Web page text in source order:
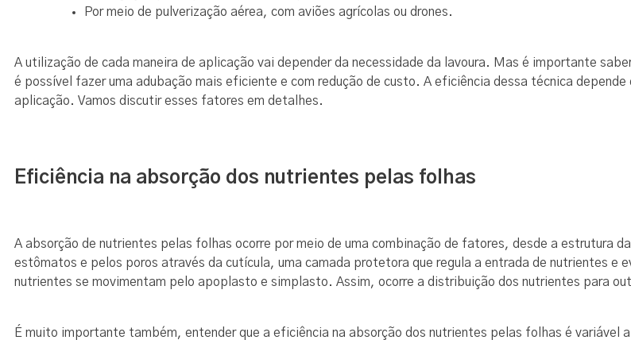
Por meio de pulverização aérea, com aviões agrícolas ou drones.
A utilização de cada maneira de aplicação vai depender da necessidade da lavoura. Mas é importante
é possível fazer uma adubação mais eficiente e com redução de custo. A eficiência dessa técnica
aplicação. Vamos discutir esses fatores em detalhes.
Eficiência na absorção dos nutrientes pelas folhas
A absorção de nutrientes pelas folhas ocorre por meio de uma combinação de fatores, desde a estrutura
estômatos e pelos poros através da cutícula, uma camada protetora que regula a entrada de nutrientes e
nutrientes se movimentam pelo apoplasto e simplasto. Assim, ocorre a distribuição dos nutrientes para
É muito importante também, entender que a eficiência na absorção dos nutrientes pelas folhas é variável